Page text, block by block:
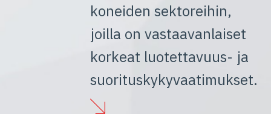
koneiden sektoreihin,
joilla on vastaavanlaiset
korkeat luotettavuus- ja
suorituskykyvaatimukset.